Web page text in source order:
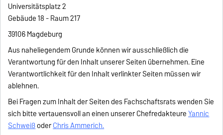
Universitätsplatz 2
Gebäude 18 - Raum 217
39106 Magdeburg
Aus naheliegendem Grunde können wir ausschließlich die
Verantwortung für den Inhalt unserer Seiten übernehmen. Eine
Verantwortlichkeit für den Inhalt verlinkter Seiten müssen wir
ablehnen.
Bei Fragen zum Inhalt der Seiten des Fachschaftsrats wenden Sie
sich bitte vertauensvoll an einen unserer ChefredakteureYannic
SchweißoderChris Ammerich.